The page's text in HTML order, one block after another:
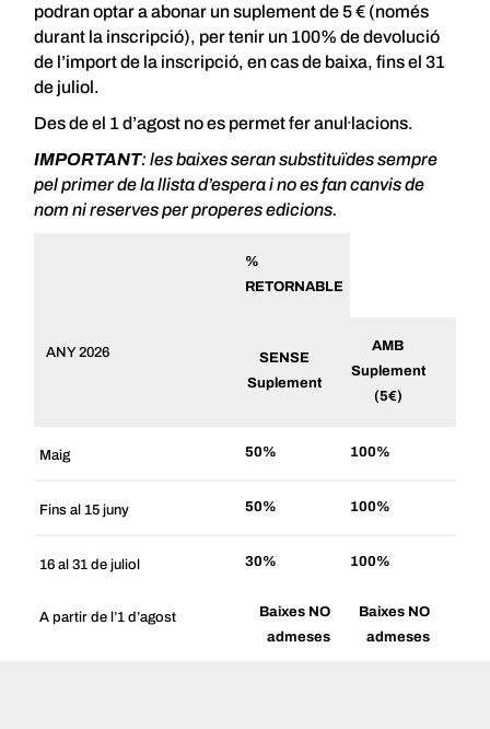
podran optar a abonar un suplement de 5 € (només
durant la inscripció), per tenir un 100% de devolució
de l’import de la inscripció, en cas de baixa, fins el 31
de juliol.
Des de el 1 d’agost no es permet fer anul·lacions.
IMPORTANT: les baixes seran substituïdes sempre
pel primer de la llista d’espera i no es fan canvis de
nom ni reserves per properes edicions.
%
RETORNABLE
ANY 2026
SENSE
Suplement
AMB
Suplement
(5€)
Maig 50% 100%
Fins al 15 juny 50% 100%
16 al 31 de juliol 30% 100%
A partir de l’1 d’agost
Baixes NO
admeses
Baixes NO
admeses